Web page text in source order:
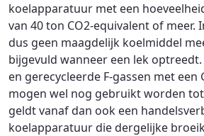
koelapparatuur met een
van 40 ton CO2-equivalent of meer.
dus geen maagdelijk koelmiddel
bijgevuld wanneer een lek
en gerecycleerde F-gassen met een
mogen wel nog gebruikt worden
geldt vanaf dan ook een
koelapparatuur die dergelijke